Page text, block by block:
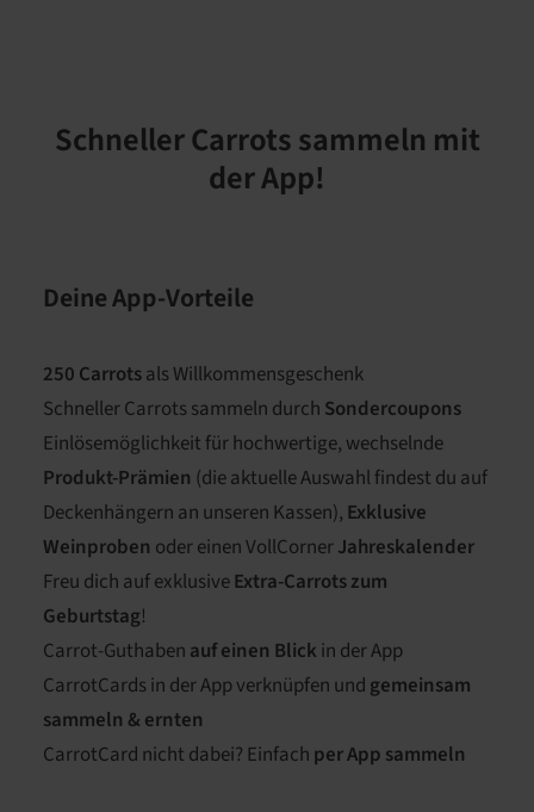
Schneller Carrots sammeln mit
der App!
Deine App-Vorteile
250 Carrotsals Willkommensgeschenk
Schneller Carrots sammeln durch Sondercoupons
Einlösemöglichkeit für hochwertige, wechselnde
Produkt-Prämien (die aktuelle Auswahl findest du auf
Deckenhängern an unseren Kassen), Exklusive
Weinproben oder einen VollCornerJahreskalender
Freu dich auf exklusiveExtra-Carrots zum
Geburtstag!
Carrot-Guthaben auf einen Blick in der App
CarrotCards in der App verknüpfen und gemeinsam
sammeln & ernten
CarrotCard nicht dabei? Einfach per App sammeln